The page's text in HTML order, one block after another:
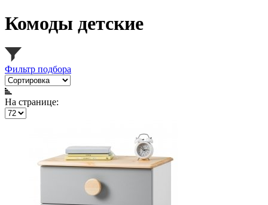
Комоды детские
Фильтр подбора
На странице: